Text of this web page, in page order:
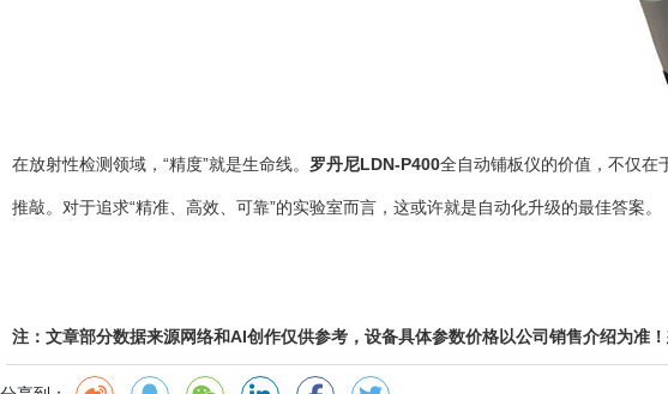
在放射性检测领域，“精度”就是生命线。 罗丹尼LDN-P400全自动铺板仪的价值，不仅在
推敲。对于追求“精准、高效、可靠”的实验室而言，这或许就是自动化升级的最佳答案。
注：文章部分数据来源网络和AI创作仅供参考，设备具体参数价格以公司销售介绍为准